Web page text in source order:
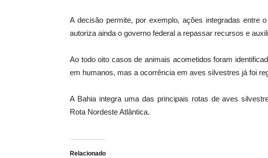
A decisão permite, por exemplo, ações integradas entre
autoriza ainda o governo federal a repassar recursos e
Ao todo oito casos de animais acometidos foram
em humanos, mas a ocorrência em aves silvestres já foi
A Bahia integra uma das principais rotas de aves
Rota Nordeste Atlântica.
Relacionado